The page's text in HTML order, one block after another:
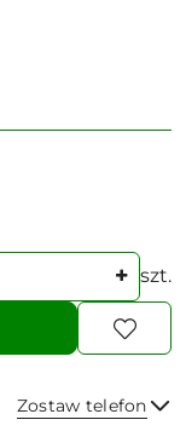
szt.
Zostaw telefon